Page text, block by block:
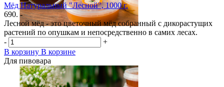
Мёд Натуральный "Лесной", 1000 г.
690. -
Лесной мёд - это цветочный мёд собранный с дикорастущих
растений по опушкам и непосредственно в самих лесах.
-
+
В корзину В корзине
Для пивовара